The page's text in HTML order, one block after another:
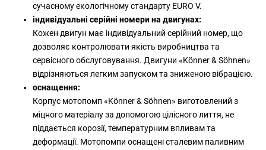
сучасному екологічному стандарту EURO V.
індивідуальні серійні номери на двигунах:
Кожен двигун має індивідуальний серійний номер, що
дозволяє контролювати якість виробництва та
сервісного обслуговування. Двигуни «Könner & Söhnen»
відрізняються легким запуском та зниженою вібрацією.
оснащення:
Корпус мотопомп «Könner & Söhnen» виготовлений з
міцного матеріалу за допомогою цілісного лиття, не
піддається корозії, температурним впливам та
деформації. Мотопомпи оснащені сталевим паливним